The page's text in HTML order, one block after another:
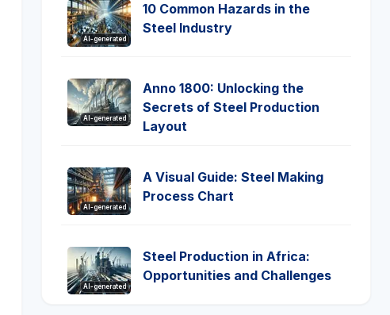
AI-generated
10 Common Hazards in the
Steel Industry
AI-generated
Anno 1800: Unlocking the
Secrets of Steel Production
Layout
AI-generated
A Visual Guide: Steel Making
Process Chart
AI-generated
Steel Production in Africa:
Opportunities and Challenges